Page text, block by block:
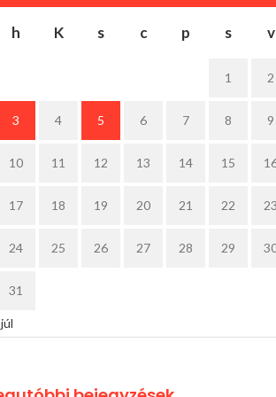
h K s c p s v
1 2
3 4 5 6 7 8 9
10 11 12 13 14 15
17 18 19 20 21 22 23
24 25 26 27 28 29
31